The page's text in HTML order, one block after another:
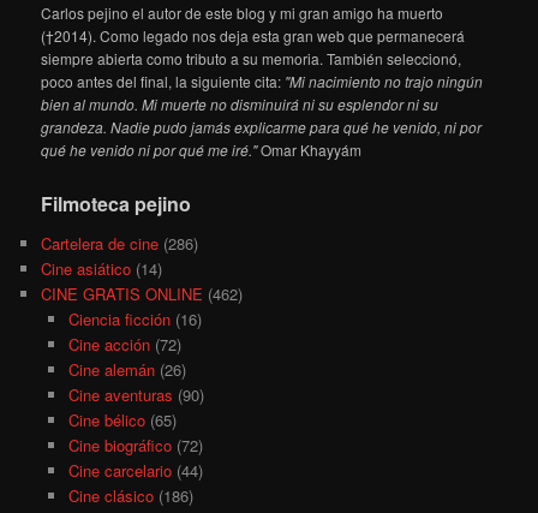
Carlos pejino el autor de este blog y mi gran amigo ha muerto
(†2014). Como legado nos deja esta gran web que permanecerá
siempre abierta como tributo a su memoria. También seleccionó,
poco antes del final, la siguiente cita: "Mi nacimiento no trajo ningún
bien al mundo. Mi muerte no disminuirá ni su esplendor ni su
grandeza. Nadie pudo jamás explicarme para qué he venido, ni por
qué he venido ni por qué me iré."Omar Khayyám
Filmoteca pejino
Cartelera de cine (286)
Cine asiático (14)
CINE GRATIS ONLINE (462)
Ciencia ficción(16)
Cine acción(72)
Cine alemán(26)
Cine aventuras (90)
Cine bélico(65)
Cine biográfico(72)
Cine carcelario(44)
Cine clásico(186)